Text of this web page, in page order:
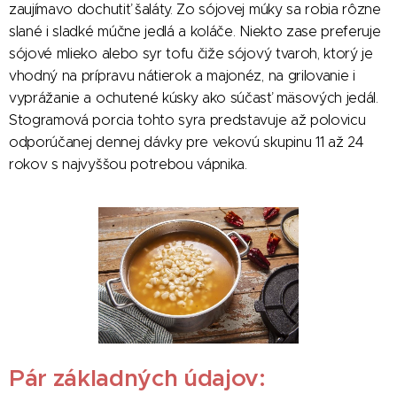
zaujímavo dochutiť šaláty. Zo sójovej múky sa robia rôzne
slané i sladké múčne jedlá a koláče. Niekto zase preferuje
sójové mlieko alebo syr tofu čiže sójový tvaroh, ktorý je
vhodný na prípravu nátierok a majonéz, na grilovanie i
vyprážanie a ochutené kúsky ako súčasť mäsových jedál.
Stogramová porcia tohto syra predstavuje až polovicu
odporúčanej dennej dávky pre vekovú skupinu 11 až 24
rokov s najvyššou potrebou vápnika.
Pár základných údajov: